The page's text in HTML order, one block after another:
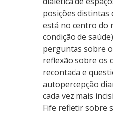
posições distintas
está no centro do
condição de
perguntas sobre
reflexão sobre os
recontada e
autopercepção
cada vez mais
Fife refletir sobre